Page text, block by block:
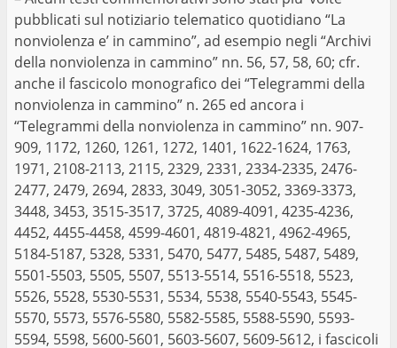
pubblicati sul notiziario telematico quotidiano “La
nonviolenza e’ in cammino”, ad esempio negli “Archivi
della nonviolenza in cammino” nn. 56, 57, 58, 60; cfr.
anche il fascicolo monografico dei “Telegrammi della
nonviolenza in cammino” n. 265 ed ancora i
“Telegrammi della nonviolenza in cammino” nn. 907-
909, 1172, 1260, 1261, 1272, 1401, 1622-1624, 1763,
1971, 2108-2113, 2115, 2329, 2331, 2334-2335, 2476-
2477, 2479, 2694, 2833, 3049, 3051-3052, 3369-3373,
3448, 3453, 3515-3517, 3725, 4089-4091, 4235-4236,
4452, 4455-4458, 4599-4601, 4819-4821, 4962-4965,
5184-5187, 5328, 5331, 5470, 5477, 5485, 5487, 5489,
5501-5503, 5505, 5507, 5513-5514, 5516-5518, 5523,
5526, 5528, 5530-5531, 5534, 5538, 5540-5543, 5545-
5570, 5573, 5576-5580, 5582-5585, 5588-5590, 5593-
5594, 5598, 5600-5601, 5603-5607, 5609-5612, i fascicoli